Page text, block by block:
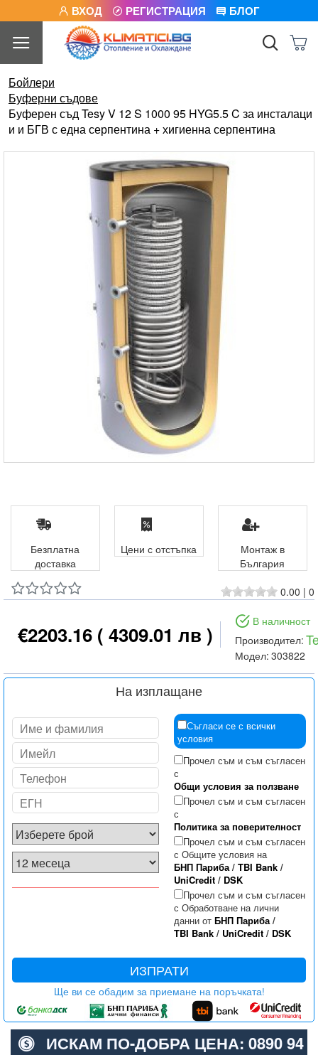
ВХОД РЕГИСТРАЦИЯ БЛОГ
Бойлери
Буферни съдове
Буферен съд Tesy V 12 S 1000 95 HYG5.5 C за инсталаци
и и БГВ с една серпентина + хигиенна серпентина
0.00 | 0
€2203.16 ( 4309.01 лв )
В наличност
Производител:
Модел: 303822
На изплащане
Съгласи се с всички
условия
Прочел съм и съм съгласен
с
Общи условия за ползване
Прочел съм и съм съгласен
с
Политика за поверителност
Прочел съм и съм съгласен
с Общите условия на
БНП Париба/ TBI Bank/
UniCredit/ DSK
Прочел съм и съм съгласен
с Обработване на лични
данни от БНП Париба/
TBI Bank/ UniCredit/ DSK
ИЗПРАТИ
Ще ви се обадим за приемане на поръчката!
Безплатна
доставка
Цени с отстъпка
Монтаж в
България
ИСКАМ ПО-ДОБРА ЦЕНА: 0890 94